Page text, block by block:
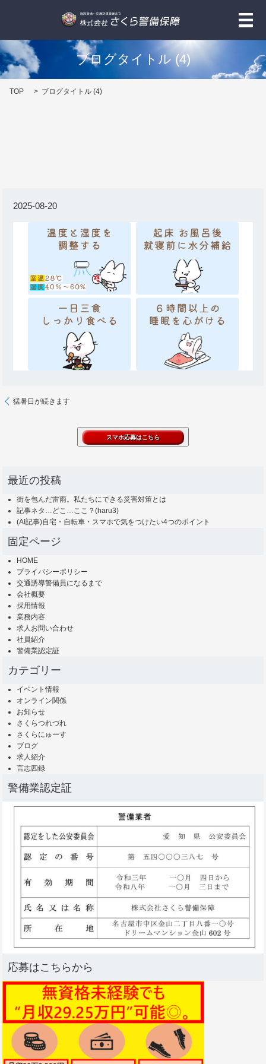
メ
ブログタイトル (4)
TOP ブログタイトル (4)
2025-08-20
猛暑日が続きます
最近の投稿
街を包んだ雷雨。私たちにできる災害対策とは
記事ネタ…どこ…ここ？(haru3)
(AI記事)自宅・自転車・スマホで気をつけたい4つのポイント
固定ページ
HOME
プライバシーポリシー
交通誘導警備員になるまで
会社概要
採用情報
業務内容
求人お問い合わせ
社員紹介
警備業認定証
カテゴリー
イベント情報
オンライン関係
お知らせ
さくらつれづれ
さくらにゅーす
ブログ
求人紹介
言志四録
警備業認定証
応募はこちらから